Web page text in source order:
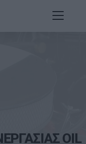
OIL